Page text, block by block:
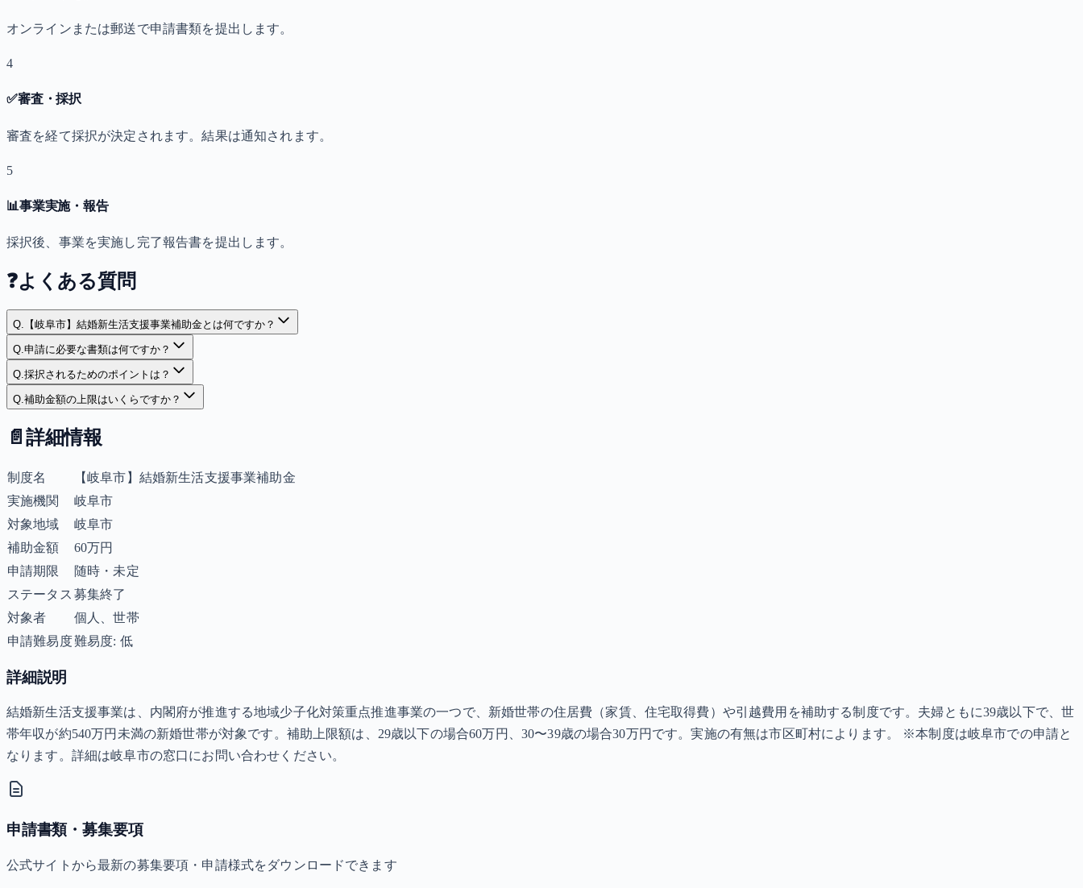
オンラインまたは郵送で申請書類を提出します。
4
✅審査・採択
審査を経て採択が決定されます。結果は通知されます。
5
📊事業実施・報告
採択後、事業を実施し完了報告書を提出します。
❓よくある質問
Q. 【岐阜市】結婚新生活支援事業補助金とは何ですか？
Q.申請に必要な書類は何ですか？
Q.採択されるためのポイントは？
Q.補助金額の上限はいくらですか？
📄 詳細情報
制度名
【岐阜市】結婚新生活支援事業補助金
実施機関
岐阜市
対象地域
岐阜市
補助金額
60万円
申請期限
随時・未定
ステータス 募集終了
対象者
個人、世帯
申請難易度難易度: 低
詳細説明
結婚新生活支援事業は、内閣府が推進する地域少子化対策重点推進事業の一つで、新婚世帯の住居費（家賃、住宅取得費）や引越費用を補助する制度です。夫婦ともに39歳以下で、世
帯年収が約540万円未満の新婚世帯が対象です。補助上限額は、29歳以下の場合60万円、30〜39歳の場合30万円です。実施の有無は市区町村によります。 ※本制度は岐阜市での申請と
なります。詳細は岐阜市の窓口にお問い合わせください。
申請書類・募集要項
公式サイトから最新の募集要項・申請様式をダウンロードできます